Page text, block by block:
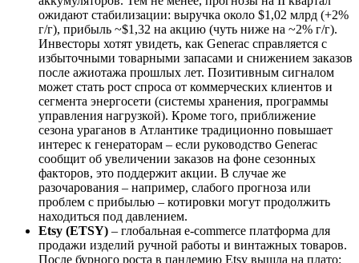
ожидают стабилизации: выручка около $1,02 млрд (+2%
г/г), прибыль ~$1,32 на акцию (чуть ниже на ~2% г/г).
Инвесторы хотят увидеть, как Generac справляется с
избыточными товарными запасами и снижением заказов
после ажиотажа прошлых лет. Позитивным сигналом
может стать рост спроса от коммерческих клиентов и
сегмента энергосети (системы хранения, программы
управления нагрузкой). Кроме того, приближение
сезона ураганов в Атлантике традиционно повышает
интерес к генераторам – если руководство Generac
сообщит об увеличении заказов на фоне сезонных
факторов, это поддержит акции. В случае же
разочарования – например, слабого прогноза или
проблем с прибылью – котировки могут продолжить
находиться под давлением.
Etsy (ETSY) – глобальная e-commerce платформа для
продажи изделий ручной работы и винтажных товаров.
После бурного роста в пандемию Etsy вышла на плато: